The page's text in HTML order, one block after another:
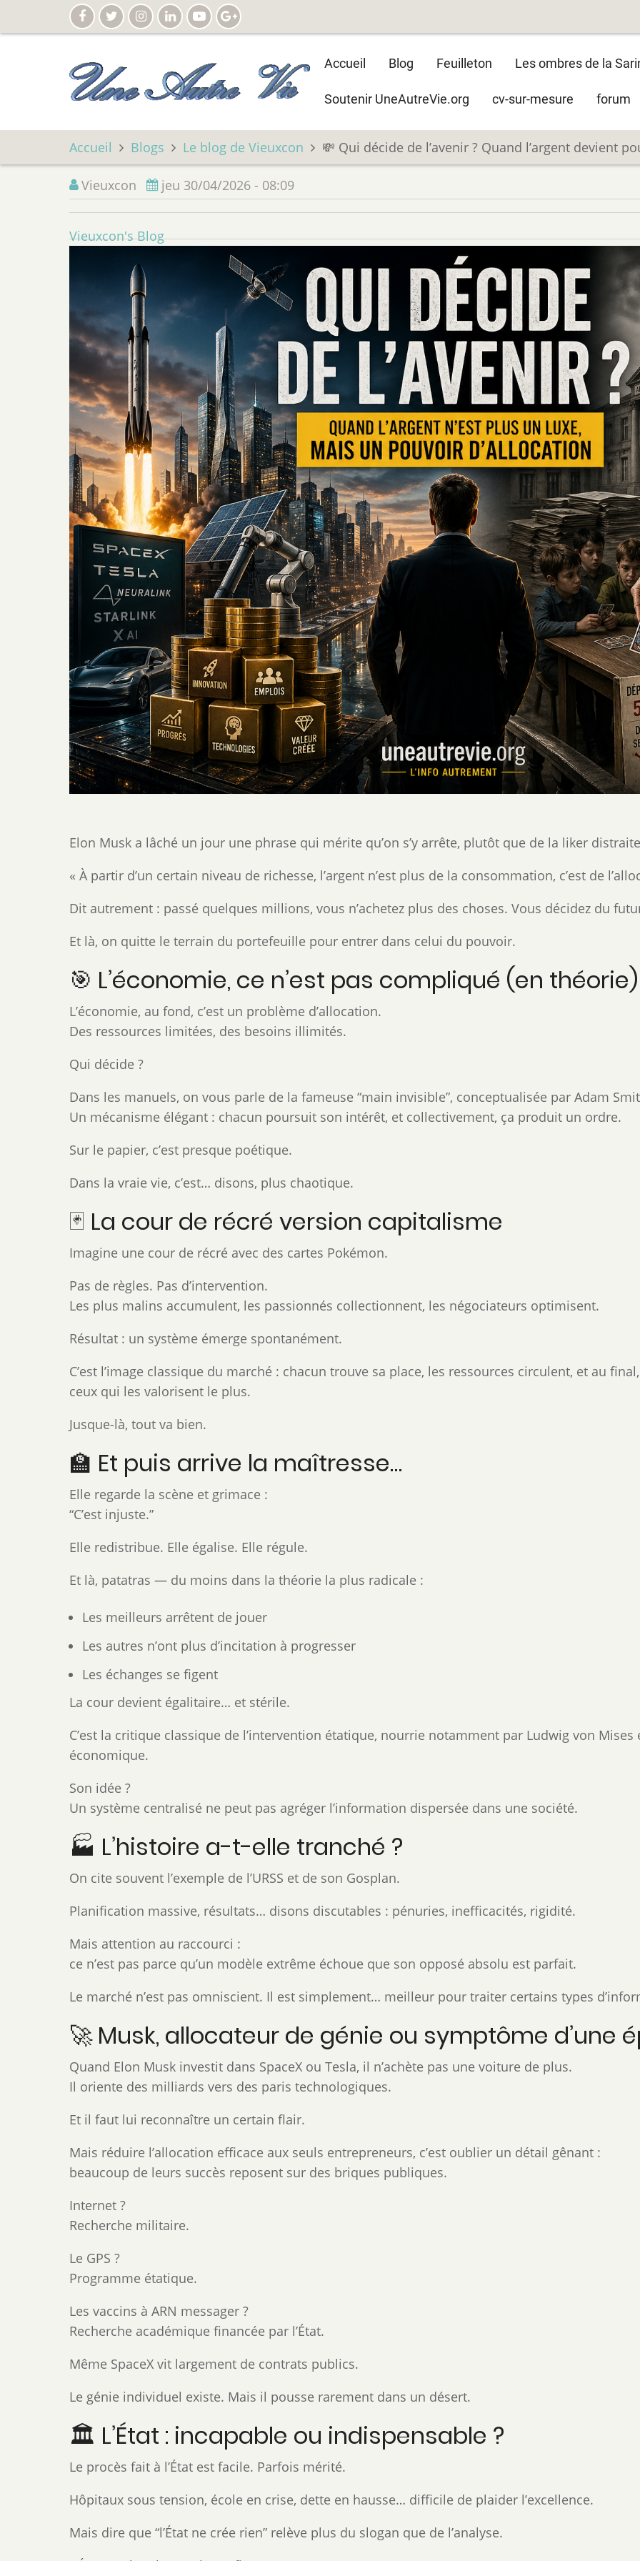
au
Main
navigation
Accueil Blog Feuilleton Les ombres de la
Soutenir UneAutreVie.org cv-sur-mesure forum
Accueil Blogs Le blog de Vieuxcon 💸 Qui décide de l’avenir ? Quand l’argent devient
Vieuxcon jeu 30/04/2026 - 08:09
Vieuxcon's Blog
Elon Musk a lâché un jour une phrase qui mérite qu’on s’y arrête, plutôt que de la liker
« À partir d’un certain niveau de richesse, l’argent n’est plus de la consommation, c’est de
Dit autrement : passé quelques millions, vous n’achetez plus des choses. Vous décidez du
Et là, on quitte le terrain du portefeuille pour entrer dans celui du pouvoir.
🎯 L’économie, ce n’est pas compliqué (en théorie)
L’économie, au fond, c’est un problème d’allocation.
Des ressources limitées, des besoins illimités.
Qui décide ?
Dans les manuels, on vous parle de la fameuse “main invisible”, conceptualisée par Adam
Un mécanisme élégant : chacun poursuit son intérêt, et collectivement, ça produit un ordre.
Sur le papier, c’est presque poétique.
Dans la vraie vie, c’est… disons, plus chaotique.
🃏 La cour de récré version capitalisme
Imagine une cour de récré avec des cartes Pokémon.
Pas de règles. Pas d’intervention.
Les plus malins accumulent, les passionnés collectionnent, les négociateurs optimisent.
Résultat : un système émerge spontanément.
C’est l’image classique du marché : chacun trouve sa place, les ressources circulent, et au
ceux qui les valorisent le plus.
Jusque-là, tout va bien.
🏫 Et puis arrive la maîtresse…
Elle regarde la scène et grimace :
“C’est injuste.”
Elle redistribue. Elle égalise. Elle régule.
Et là, patatras — du moins dans la théorie la plus radicale :
Les meilleurs arrêtent de jouer
Les autres n’ont plus d’incitation à progresser
Les échanges se figent
La cour devient égalitaire… et stérile.
C’est la critique classique de l’intervention étatique, nourrie notamment par Ludwig von
économique.
Son idée ?
Un système centralisé ne peut pas agréger l’information dispersée dans une société.
🏭 L’histoire a-t-elle tranché ?
On cite souvent l’exemple de l’URSS et de son Gosplan.
Planification massive, résultats… disons discutables : pénuries, inefficacités, rigidité.
Mais attention au raccourci :
ce n’est pas parce qu’un modèle extrême échoue que son opposé absolu est parfait.
Le marché n’est pas omniscient. Il est simplement… meilleur pour traiter certains types
🚀 Musk, allocateur de génie ou symptôme d’une
Quand Elon Musk investit dans SpaceX ou Tesla, il n’achète pas une voiture de plus.
Il oriente des milliards vers des paris technologiques.
Et il faut lui reconnaître un certain flair.
Mais réduire l’allocation efficace aux seuls entrepreneurs, c’est oublier un détail gênant :
beaucoup de leurs succès reposent sur des briques publiques.
Internet ?
Recherche militaire.
Le GPS ?
Programme étatique.
Les vaccins à ARN messager ?
Recherche académique financée par l’État.
Même SpaceX vit largement de contrats publics.
Le génie individuel existe. Mais il pousse rarement dans un désert.
🏛️ L’État : incapable ou indispensable ?
Le procès fait à l’État est facile. Parfois mérité.
Hôpitaux sous tension, école en crise, dette en hausse… difficile de plaider l’excellence.
Mais dire que “l’État ne crée rien” relève plus du slogan que de l’analyse.